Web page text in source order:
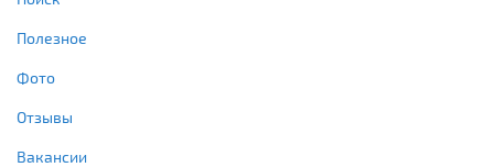
Полезное
Фото
Отзывы
Вакансии